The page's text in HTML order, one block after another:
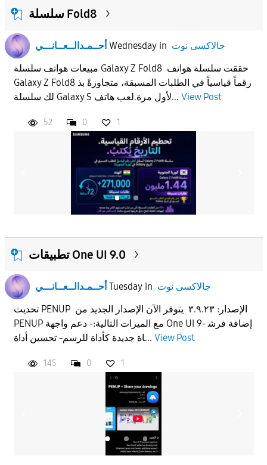
سلسلة Fold8
أحــمـدالــعــانـــي Wednesdayin جالاكسى نوت
مبيعات هواتف سلسلة Galaxy Z Fold8 حققت سلسلة هواتف
Galaxy Z Fold8 رقماً قياسياً في الطلبات المسبقة، متجاوزةً بذ
لك سلسلة Galaxy S لأول مرة.لعب هاتف... View Post
52 0 1
تطبيقات One UI 9.0
أحــمـدالــعــانـــي Tuesdayin جالاكسى نوت
تحديث PENUP الإصدار: ٣.٩.٢٣ يتوفر الآن الإصدار الجديد من
PENUP مع الميزات التالية:- دعم واجهة One UI 9- إضافة فرش
اة جديدة كأداة للرسم- تحسين أداة... View Post
145 0 1